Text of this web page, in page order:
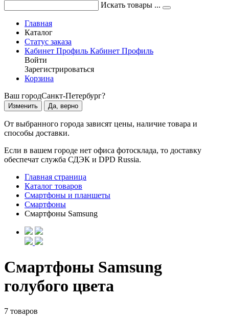
Искать товары ...
Главная
Каталог
Статус заказа
Кабинет Профиль Кабинет Профиль
Войти
Зарегистрироваться
Корзина
Ваш городСанкт-Петербург?
Изменить Да, верно
От выбранного города зависят цены, наличие товара и
способы доставки.
Если в вашем городе нет офиса фотосклада, то доставку
обеспечат служба СДЭК и DPD Russia.
Главная страница
Каталог товаров
Смартфоны и планшеты
Смартфоны
Смартфоны Samsung
Смартфоны Samsung
голубого цвета
7 товаров